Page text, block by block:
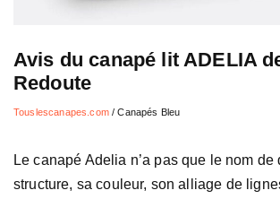
Avis du canapé lit ADELIA
Redoute
Touslescanapes.com/Canapés Bleu
Le canapé Adelia n’a pas que le nom de
structure, sa couleur, son alliage de